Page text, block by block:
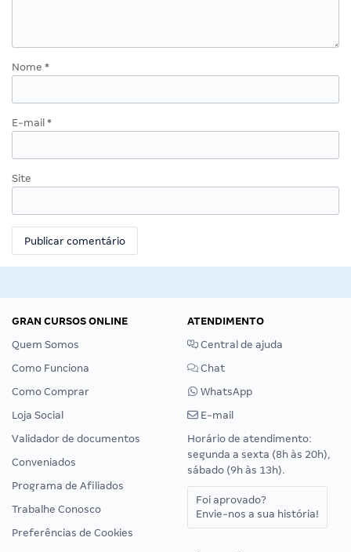
Nome *
E-mail *
Site
GRAN CURSOS ONLINE
Quem Somos
Como Funciona
Como Comprar
Loja Social
Validador de documentos
Conveniados
Programa de Afiliados
Trabalhe Conosco
Preferências de Cookies
ATENDIMENTO
Central de ajuda
Chat
WhatsApp
E-mail
Horário de atendimento:
segunda a sexta (8h às 20h),
sábado (9h às 13h).
Foi aprovado?
Envie-nos a sua história!